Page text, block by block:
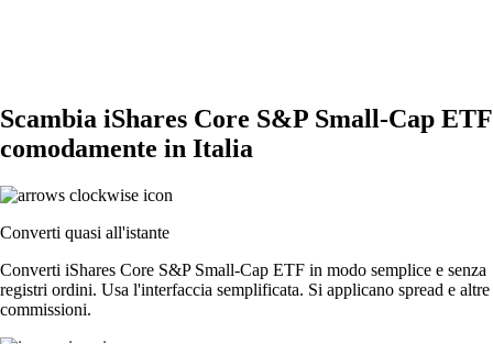
Scambia iShares Core S&P Small-Cap ETF
comodamente in Italia
Converti quasi all'istante
Converti iShares Core S&P Small-Cap ETF in modo semplice e senza
registri ordini. Usa l'interfaccia semplificata. Si applicano spread e altre
commissioni.